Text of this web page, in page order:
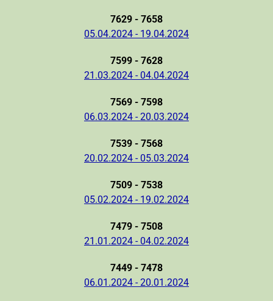
7629 - 7658
05.04.2024 - 19.04.2024
7599 - 7628
21.03.2024 - 04.04.2024
7569 - 7598
06.03.2024 - 20.03.2024
7539 - 7568
20.02.2024 - 05.03.2024
7509 - 7538
05.02.2024 - 19.02.2024
7479 - 7508
21.01.2024 - 04.02.2024
7449 - 7478
06.01.2024 - 20.01.2024